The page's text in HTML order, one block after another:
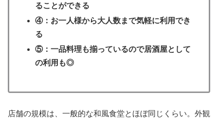
ることができる
④：お一人様から大人数まで気軽に利用でき
る
⑤：一品料理も揃っているので居酒屋として
の利用も◎
店舗の規模は、一般的な和風食堂とほぼ同じくらい。外観